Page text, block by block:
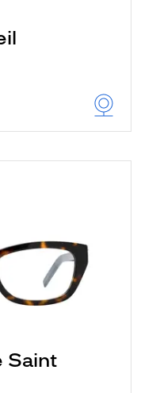
Saint